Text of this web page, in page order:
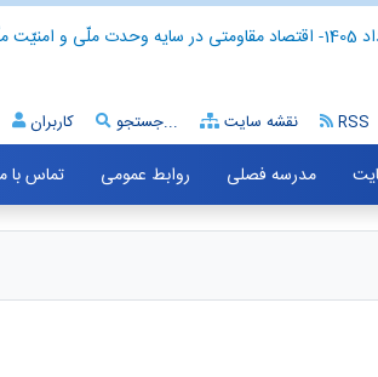
- اقتصاد مقاومتی در سایه وحدت ملّی و امنیّت
کاربران جستجو... نقشه سایت RSS
مدرسه فصلی روابط عمومی تماس با